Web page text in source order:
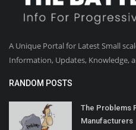
A Unique Portal for Latest Small
Information, Updates, Knowledge,
RANDOM POSTS
The Problems
Manufacturers